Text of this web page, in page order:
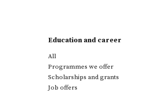
Education and career
All
Programmes we offer
Scholarships and grants
Job offers